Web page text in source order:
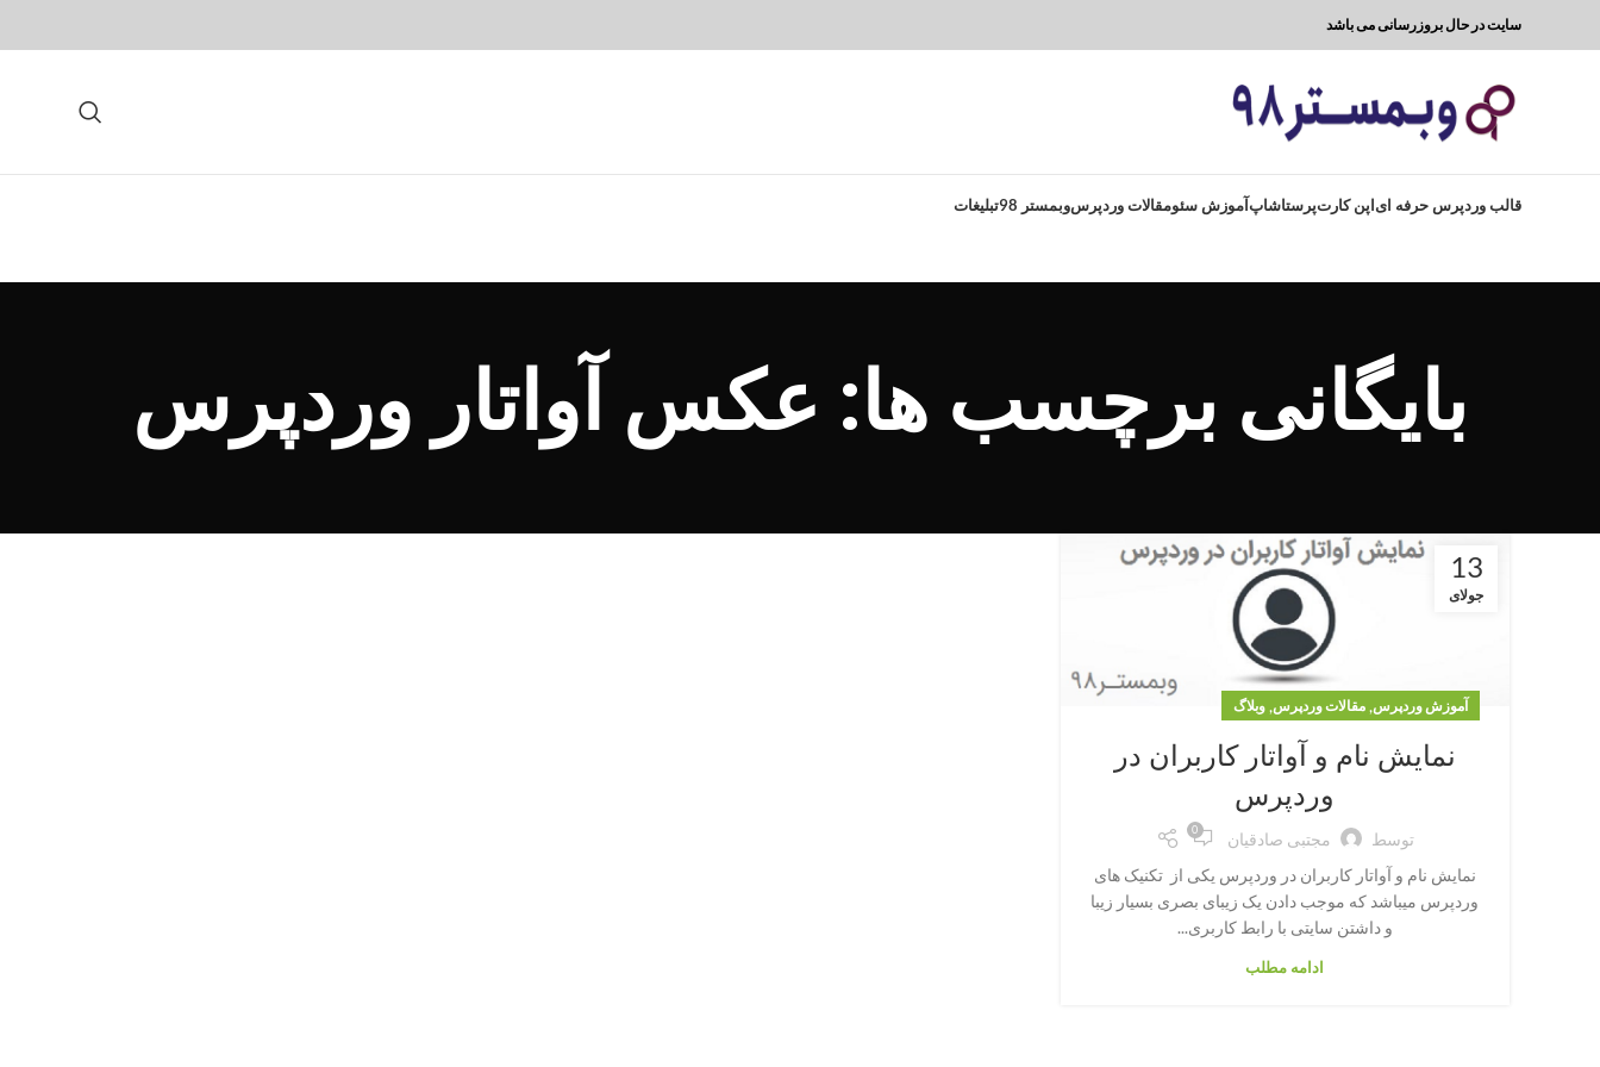
سایت در حال بروزرسانی می باشد
قالب وردپرس حرفه ایاپن کارتپرستاشاپآموزش سئومقالات وردپرسوبمستر 98 تبلیغات
بایگانی برچسب ها: عکس آواتار وردپرس
13
جولای
آموزش وردپرس, مقالات وردپرس, وبلاگ
نمایش نام و آواتار کاربران در
وردپرس
توسط مجتبی صادقیان 0
نمایش نام و آواتار کاربران در وردپرس یکی از تکنیک های
وردپرس میباشد که موجب دادن یک زیبای بصری بسیار زیبا
و داشتن سایتی با رابط کاربری...
ادامه مطلب